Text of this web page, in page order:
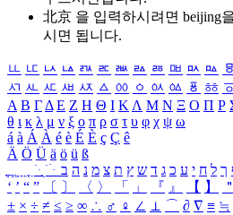
北京 을 입력하시려면 beijing
시면 됩니다.
ㅥ ㅦ ㅧ ㅨ ㅩ ㅪ ㅫ ㅬ ㅭ ㅮ ㅯ ㅰ ㅱ
ㅺ ㅻ ㅼ ㅽ ㅾ ㅿ ㆀ ㆁ ㆂ ㆃ ㆄ ㆅ
Α Β ΓΔ Ε Ζ Η Θ Ι ΚΛ Μ Ν Ξ Ο Π Ρ
θ ι κ λ μ ν ξ ο π ρ σ τ υ φ χ ψ ω
á à Á À é è É È ç Ç ê
Ä Ö Ü ä ö ü ß
ִֶֹ ֻּ ׁׂ ך ל ח י ע כ ג ד ש ץ ת צ מ נ ה ב
‘ ’ “ ” 〔 〕 〈 〉 「 」 『 』 【 】 ＂
± × ÷ ≠ ≤ ≥ ∞ ∴ ♂ ♀ ∠ ⊥ ⌒ ∂ ∇ ≡ ≒